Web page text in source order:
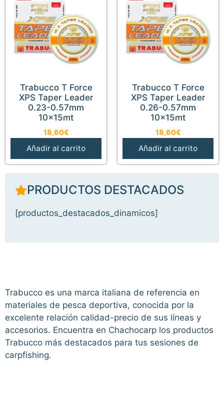
Trabucco es una marca italiana de referencia en
materiales de pesca deportiva, conocida por la
excelente relación calidad-precio de sus líneas y
accesorios. Encuentra en Chachocarp los productos
Trabucco más destacados para tus sesiones de
carpfishing.
Trabucco T Force
XPS Taper Leader
0.23-0.57mm
10x15mt
18,60€
Añadir al carrito
Trabucco T Force
XPS Taper Leader
0.26-0.57mm
10x15mt
18,60€
Añadir al carrito
PRODUCTOS DESTACADOS
[productos_destacados_dinamicos]